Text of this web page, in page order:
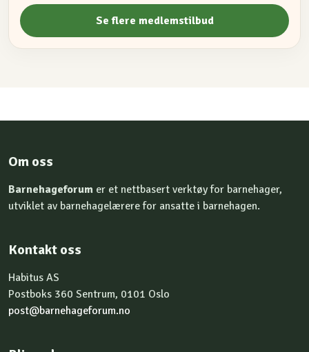
Se flere medlemstilbud
Om oss
Barnehageforum er et nettbasert verktøy for barnehager,
utviklet av barnehagelærere for ansatte i barnehagen.
Kontakt oss
Habitus AS
Postboks 360 Sentrum, 0101 Oslo
post@barnehageforum.no